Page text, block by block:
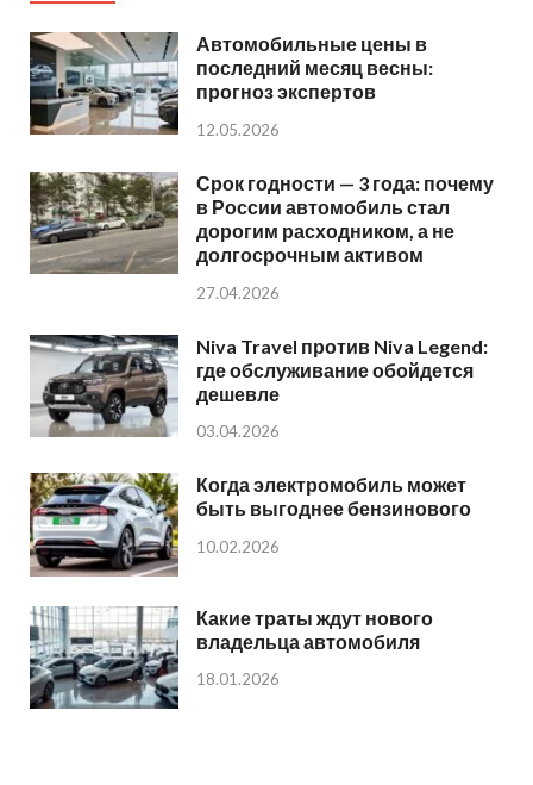
Автомобильные цены в
последний месяц весны:
прогноз экспертов
12.05.2026
Срок годности — 3 года: почему
в России автомобиль стал
дорогим расходником, а не
долгосрочным активом
27.04.2026
Niva Travel против Niva Legend:
где обслуживание обойдется
дешевле
03.04.2026
Когда электромобиль может
быть выгоднее бензинового
10.02.2026
Какие траты ждут нового
владельца автомобиля
18.01.2026